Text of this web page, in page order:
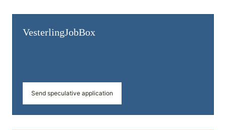
Vesterling­JobBox
Send speculative application